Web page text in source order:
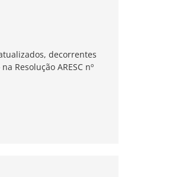
decorrentes
Resolução ARESC nº